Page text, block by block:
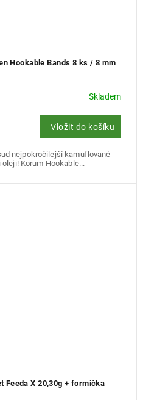
Hookable Bands 8 ks / 8 mm
Skladem
Vložit do košíku
nejpokročilejší kamuflované
Korum Hookable...
Feeda X 20,30g + formička